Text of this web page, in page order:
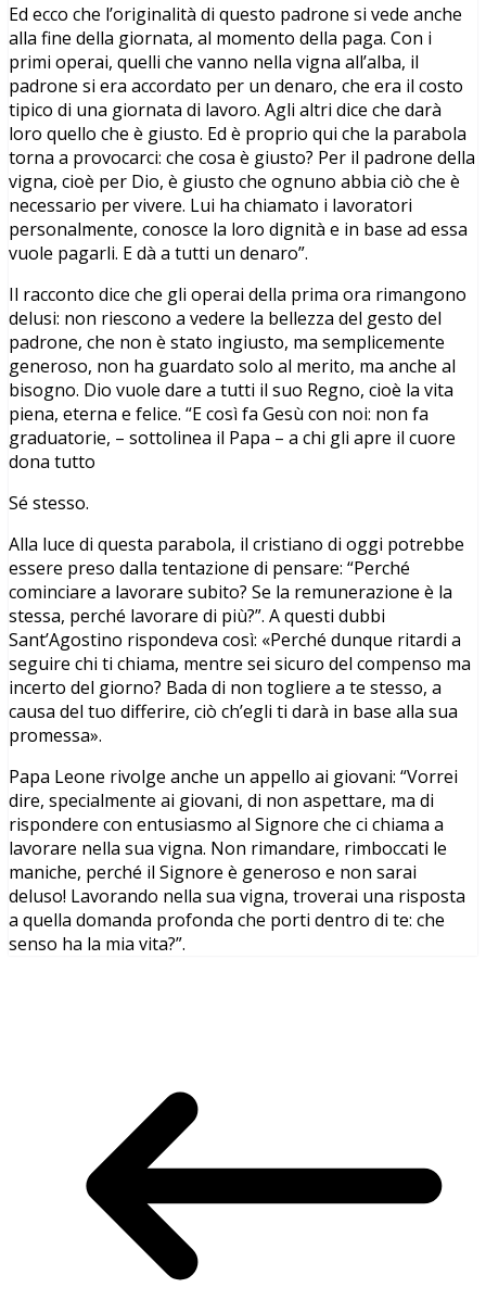
Ed ecco che l’originalità di questo padrone si vede anche
alla fine della giornata, al momento della paga. Con i
primi operai, quelli che vanno nella vigna all’alba, il
padrone si era accordato per un denaro, che era il costo
tipico di una giornata di lavoro. Agli altri dice che darà
loro quello che è giusto. Ed è proprio qui che la parabola
torna a provocarci: che cosa è giusto? Per il padrone della
vigna, cioè per Dio, è giusto che ognuno abbia ciò che è
necessario per vivere. Lui ha chiamato i lavoratori
personalmente, conosce la loro dignità e in base ad essa
vuole pagarli. E dà a tutti un denaro”.
Il racconto dice che gli operai della prima ora rimangono
delusi: non riescono a vedere la bellezza del gesto del
padrone, che non è stato ingiusto, ma semplicemente
generoso, non ha guardato solo al merito, ma anche al
bisogno. Dio vuole dare a tutti il suo Regno, cioè la vita
piena, eterna e felice. “E così fa Gesù con noi: non fa
graduatorie, – sottolinea il Papa – a chi gli apre il cuore
dona tutto
Sé stesso.
Alla luce di questa parabola, il cristiano di oggi potrebbe
essere preso dalla tentazione di pensare: “Perché
cominciare a lavorare subito? Se la remunerazione è la
stessa, perché lavorare di più?”. A questi dubbi
Sant’Agostino rispondeva così: «Perché dunque ritardi a
seguire chi ti chiama, mentre sei sicuro del compenso ma
incerto del giorno? Bada di non togliere a te stesso, a
causa del tuo differire, ciò ch’egli ti darà in base alla sua
promessa».
Papa Leone rivolge anche un appello ai giovani: “Vorrei
dire, specialmente ai giovani, di non aspettare, ma di
rispondere con entusiasmo al Signore che ci chiama a
lavorare nella sua vigna. Non rimandare, rimboccati le
maniche, perché il Signore è generoso e non sarai
deluso! Lavorando nella sua vigna, troverai una risposta
a quella domanda profonda che porti dentro di te: che
senso ha la mia vita?”.